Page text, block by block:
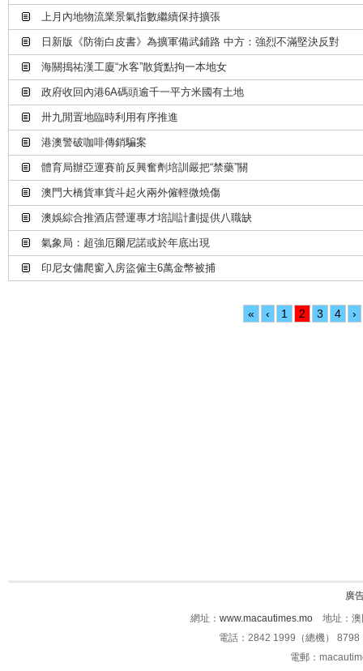
上月內地物流業景氣指數繼續保持擴張
日新版《防衛白皮書》為擴軍備武鋪路 中方：強烈不滿堅決反對
海關搗祐漢工廈“水客”散貨點拘一本地女
政府收回內港6A碼頭逾千一平方米國有土地
卅九閒置地臨時利用有序推進
港澳警破咖啡傳銷騙案
體育局辦亞運賽前反興奮劑培訓嚴把“禁藥”關
澳門大橋貨車貨斗起火兩外僱輕微燒傷
澳娛綜合推酒店營運專才培訓計劃提供八職缺
氣象局：超強厄爾尼諾或於年底出現
印尼女傭爬窗入房盜僱主6萬金幣被捕
« ‹ 1 2 3 4 ›
廣
網址： www.macautimes.mo 地址：澳
電話：2842 1999（總機）
電郵：